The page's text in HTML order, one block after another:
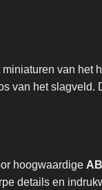
van het
van het
hoogwaardige
details en